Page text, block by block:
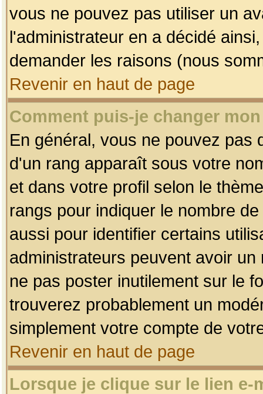
vous ne pouvez pas utiliser un
l'administrateur en a décidé
demander les raisons (nous
Revenir en haut de page
Comment puis-je changer
En général, vous ne pouvez pas
d'un rang apparaît sous votre
et dans votre profil selon le
rangs pour indiquer le nombre
aussi pour identifier certains
administrateurs peuvent avoir
ne pas poster inutilement sur le
trouverez probablement un
simplement votre compte de
Revenir en haut de page
Lorsque je clique sur le lien